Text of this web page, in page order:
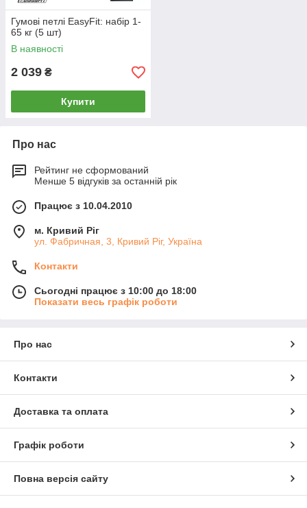
Гумові петлі EasyFit: набір 1-
65 кг (5 шт)
В наявності
2 039 ₴
Купити
Про нас
Рейтинг не сформований
Менше 5 відгуків за останній рік
Працює з 10.04.2010
м. Кривий Ріг
ул. Фабричная, 3, Кривий Ріг, Україна
Контакти
Сьогодні працює з 10:00 до 18:00
Показати весь графік роботи
Про нас
Контакти
Доставка та оплата
Графік роботи
Повна версія сайту